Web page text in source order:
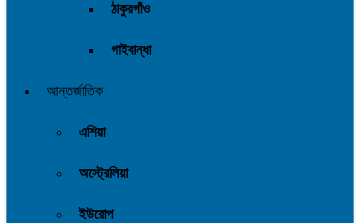
ঠাকুরগাঁও
গাইবান্ধা
আন্তর্জাতিক
এশিয়া
অস্ট্রেলিয়া
ইউরোপ